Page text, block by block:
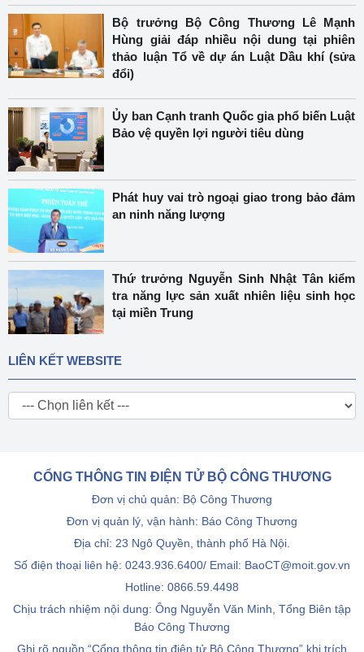
Bộ trưởng Bộ Công Thương Lê Mạnh
Hùng giải đáp nhiều nội dung tại phiên
thảo luận Tổ về dự án Luật Dầu khí (sửa
đổi)
Ủy ban Cạnh tranh Quốc gia phổ biến Luật
Bảo vệ quyền lợi người tiêu dùng
Phát huy vai trò ngoại giao trong bảo đảm
an ninh năng lượng
Thứ trưởng Nguyễn Sinh Nhật Tân kiểm
tra năng lực sản xuất nhiên liệu sinh học
tại miền Trung
LIÊN KẾT WEBSITE
CỔNG THÔNG TIN ĐIỆN TỬ BỘ CÔNG THƯƠNG
Đơn vị chủ quản: Bộ Công Thương
Đơn vị quản lý, vận hành: Báo Công Thương
Địa chỉ: 23 Ngô Quyền, thành phố Hà Nội.
Số điện thoại liên hệ: 0243.936.6400/ Email: BaoCT@moit.gov.vn
Hotline: 0866.59.4498
Chịu trách nhiệm nội dung: Ông Nguyễn Văn Minh, Tổng Biên tập
Báo Công Thương
Ghi rõ nguồn “Cổng thông tin điện tử Bộ Công Thương” khi trích